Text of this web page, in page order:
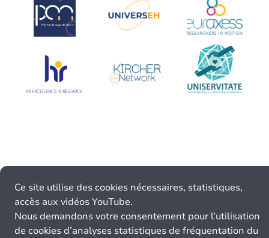
Ce site utilise des cookies nécessaires, statistiques,
accès aux vidéos YouTube.
Nous demandons votre consentement pour l’utilisation
de cookies d’analyses statistiques de fréquentation du